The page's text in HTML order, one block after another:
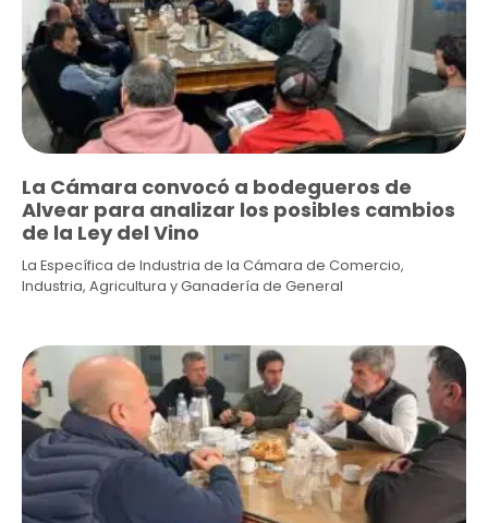
La Cámara convocó a bodegueros de
Alvear para analizar los posibles cambios
de la Ley del Vino
La Específica de Industria de la Cámara de Comercio,
Industria, Agricultura y Ganadería de General